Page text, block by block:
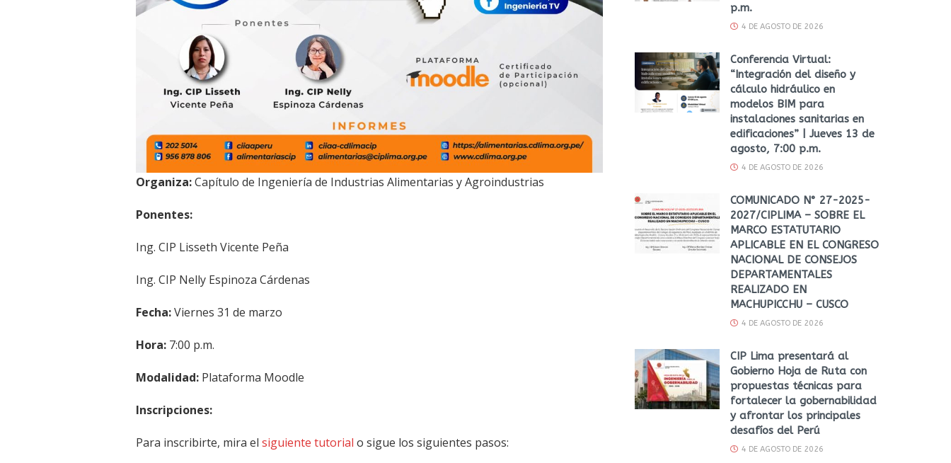
Organiza:Capítulo de Ingeniería de Industrias Alimentarias y Agroindustrias
Ponentes:
Ing. CIP Lisseth Vicente Peña
Ing. CIP Nelly Espinoza Cárdenas
Fecha:Viernes 31 de marzo
Hora: 7:00 p.m.
Modalidad: Plataforma Moodle
Inscripciones:
Para inscribirte, mira el siguiente tutorial o sigue los siguientes pasos:
p.m.
4 DE AGOSTO DE 2026
Conferencia Virtual:
“Integración del diseño y
cálculo hidráulico en
modelos BIM para
instalaciones sanitarias en
edificaciones” | Jueves 13 de
agosto, 7:00 p.m.
4 DE AGOSTO DE 2026
COMUNICADO N° 27-2025-
2027/CIPLIMA – SOBRE EL
MARCO ESTATUTARIO
APLICABLE EN EL CONGRESO
NACIONAL DE CONSEJOS
DEPARTAMENTALES
REALIZADO EN
MACHUPICCHU – CUSCO
4 DE AGOSTO DE 2026
CIP Lima presentará al
Gobierno Hoja de Ruta con
propuestas técnicas para
fortalecer la gobernabilidad
y afrontar los principales
desafíos del Perú
4 DE AGOSTO DE 2026